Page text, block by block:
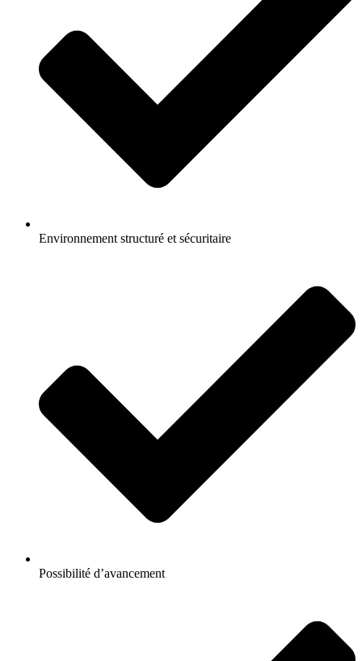
Environnement structuré et sécuritaire
Possibilité d’avancement